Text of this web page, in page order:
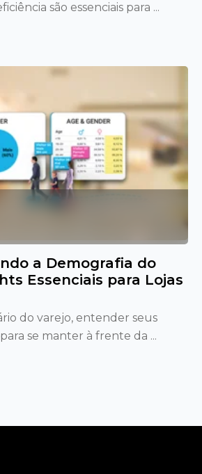
são essenciais para ...
a Demografia do
Essenciais para Lojas
do varejo, entender seus
se manter à frente da ...